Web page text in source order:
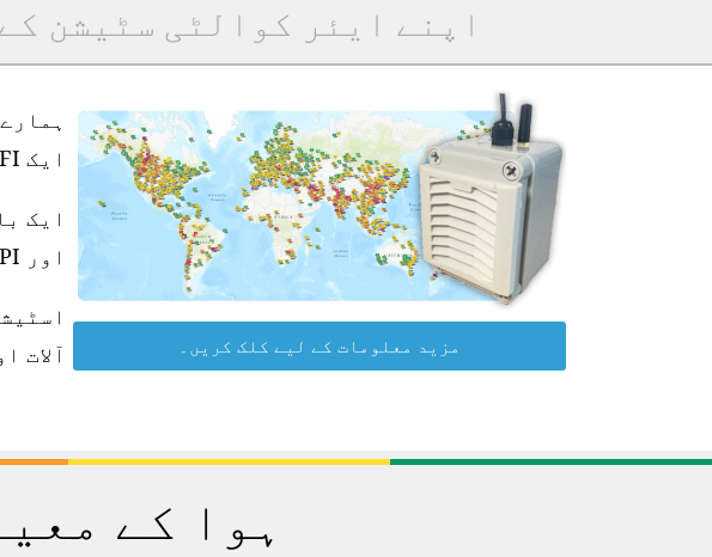
اپنے ایئر کوالٹی سٹیشن
ایک WIFI ایکسیس پوائنٹ اور USB کے موافق پاور سپلائی کی ضرورت ہے۔
ایک
اور API کے ذریعے فوری طور پر دستیاب ہو جاتی ہے۔
آلات
مزید معلومات کے لیے کلک کریں۔
ہوا کے